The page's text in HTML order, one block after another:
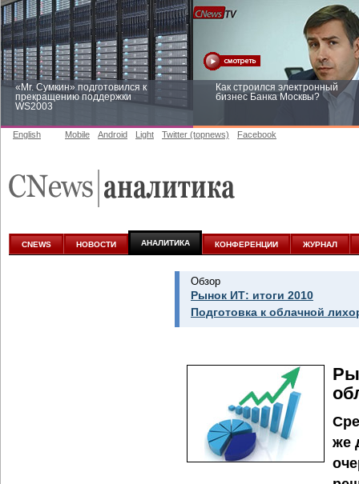
«Mr. Сумкин» подготовился к
прекращению поддержки
WS2003
Как строился электронный
бизнес Банка Москвы?
аналитике
English Mobile Android Light Twitter (topnews) Facebook
CNEWS НОВОСТИ АНАЛИТИКА КОНФЕРЕНЦИИ ЖУРНАЛ
Обзор
Рынок ИТ: итоги 2010
Подготовка к облачной
же